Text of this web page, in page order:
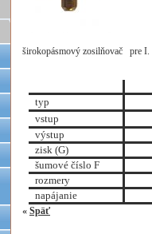
širokopásmový zosilňovač pre
typ
vstup
výstup
zisk (G)
šumové číslo F
rozmery
napájanie
« Späť